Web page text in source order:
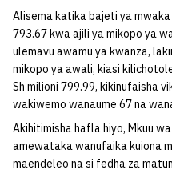
Alisema katika bajeti ya
793.67 kwa ajili ya mikopo ya
ulemavu awamu ya kwanza,
mikopo ya awali, kiasi
Sh milioni 799.99, kikinufaisha
wakiwemo wanaume 67 na
Akihitimisha hafla hiyo, Mkuu
amewataka wanufaika kuiona
maendeleo na si fedha za